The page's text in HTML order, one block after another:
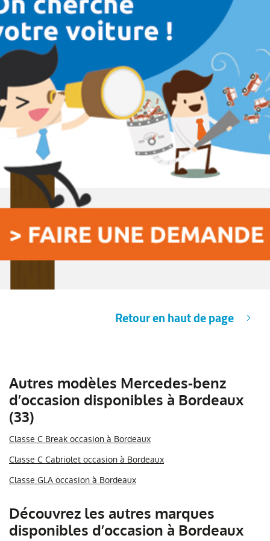
Retour en haut de page
Autres modèles Mercedes-benz
d’occasion disponibles à Bordeaux
(33)
Classe C Break occasion à Bordeaux
Classe C Cabriolet occasion à Bordeaux
Classe GLA occasion à Bordeaux
Découvrez les autres marques
disponibles d’occasion à Bordeaux